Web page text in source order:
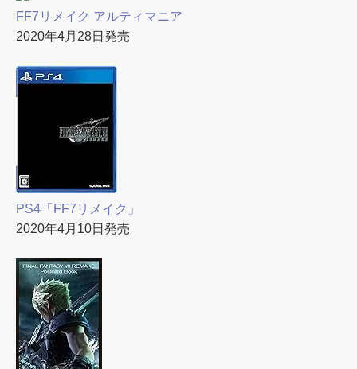
FF7リメイク アルティマニア
2020年4月28日発売
PS4「FF7リメイク」
2020年4月10日発売